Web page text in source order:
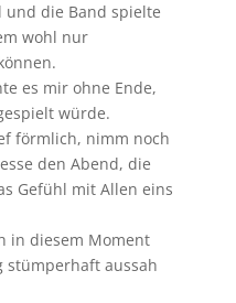
die Band spielte
wohl nur
es mir ohne Ende,
würde.
förmlich, nimm noch
den Abend, die
Gefühl mit Allen eins
in diesem Moment
stümperhaft aussah